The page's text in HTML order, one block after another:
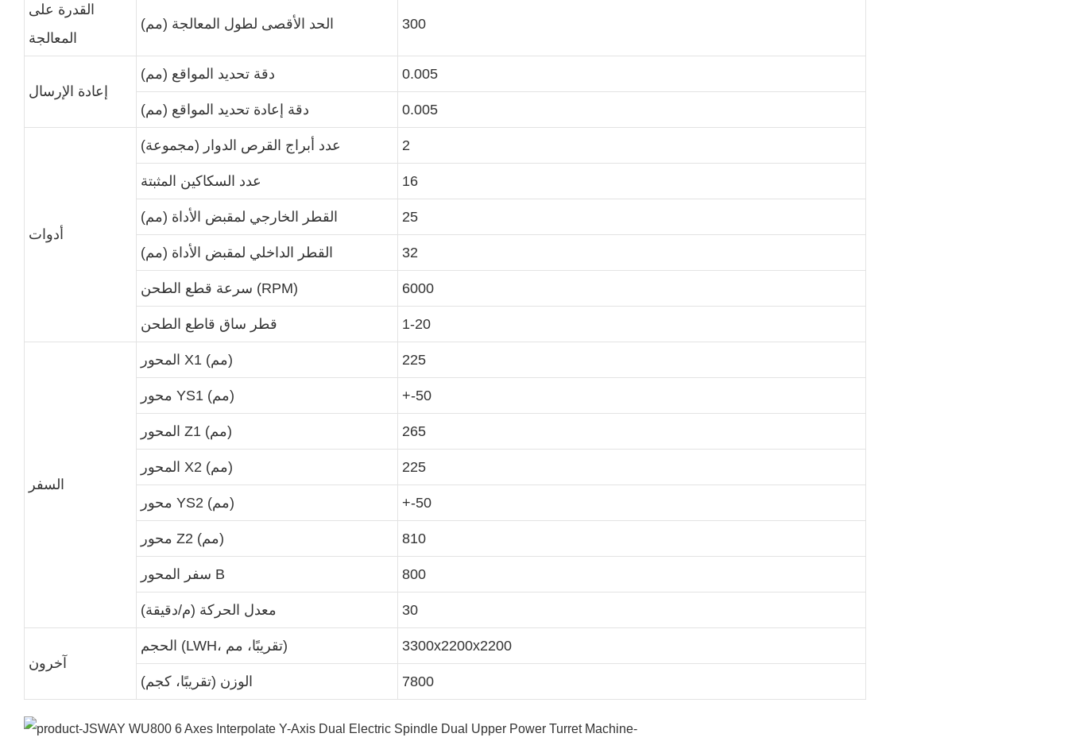
القدرة على
المعالجة
الحد الأقصى لطول المعالجة (مم) 300
إعادة الإرسال
دقة تحديد المواقع (مم) 0.005
دقة إعادة تحديد المواقع (مم) 0.005
أدوات
عدد أبراج القرص الدوار (مجموعة) 2
عدد السكاكين المثبتة 16
القطر الخارجي لمقبض الأداة (مم) 25
القطر الداخلي لمقبض الأداة (مم) 32
سرعة قطع الطحن (RPM) 6000
قطر ساق قاطع الطحن 1-20
السفر
المحور X1 (مم) 225
محور YS1 (مم) +-50
المحور Z1 (مم) 265
المحور X2 (مم) 225
محور YS2 (مم) +-50
محور Z2 (مم) 810
سفر المحور B 800
معدل الحركة (م/دقيقة) 30
آخرون
الحجم (LWH، تقريبًا، مم) 3300x2200x2200
الوزن (تقريبًا، كجم) 7800